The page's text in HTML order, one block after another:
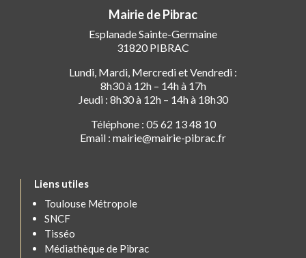
Mairie de Pibrac
Esplanade Sainte-Germaine
31820 PIBRAC
Lundi, Mardi, Mercredi et Vendredi :
8h30 à 12h – 14h à 17h
Jeudi : 8h30 à 12h – 14h à 18h30
Téléphone : 05 62 13 48 10
Email : mairie@mairie-pibrac.fr
Liens utiles
Toulouse Métropole
SNCF
Tisséo
Médiathèque de Pibrac